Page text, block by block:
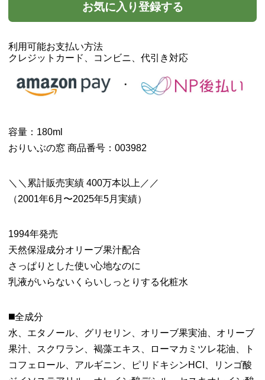
お気に入り登録する
利用可能お支払い方法
クレジットカード、コンビニ、代引き対応
容量：180ml
おりいぶの窓 商品番号：003982
＼＼累計販売実績 400万本以上／／
（2001年6月〜2025年5月実績）
1994年発売
天然保湿成分オリーブ果汁配合
さっぱりとした使い心地なのに
乳液がいらないくらいしっとりする化粧水
◼️全成分
水、エタノール、グリセリン、オリーブ果実油、オリーブ
果汁、スクワラン、褐藻エキス、ローマカミツレ花油、ト
コフェロール、アルギニン、ピリドキシンHCI、リンゴ酸